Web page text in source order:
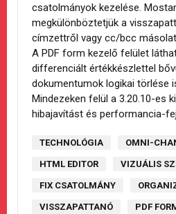
csatolmányok kezelése.
megkülönböztetjük a
címzettről vagy cc/bcc
A PDF form kezelő felület
differenciált értékkészlettel
dokumentumok logikai törlése
Mindezeken felül a 3.20.10-es
hibajavítást és performancia-
TECHNOLÓGIA OMNI-
HTML EDITOR VIZUÁLIS
FIX CSATOLMÁNY
VISSZAPATTANÓ PDF